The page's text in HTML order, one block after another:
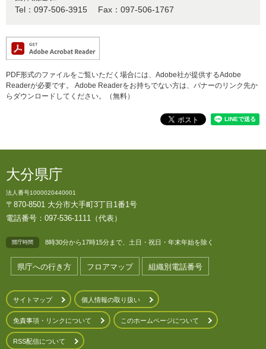
Tel：097-506-3915
Fax：097-506-1767
PDF形式のファイルをご覧いただく場合には、Adobe社が提供するAdobe
Readerが必要です。
Adobe Readerをお持ちでない方は、バナーのリンク先か
らダウンロードしてください。（無料）
大分県庁
法人番号1000020440001
〒870-8501 大分市大手町3丁目1番1号
電話番号：097-536-1111（代表）
開庁時間 8時30分から17時15分まで、土日・祝日・年末年始を除く
県庁への行き方 フロアマップ 組織別電話番号
サイトマップ 個人情報の取り扱い
免責事項・リンクについて このホームページについて
RSS配信について